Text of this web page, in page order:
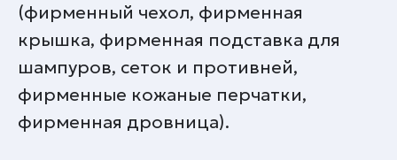
(фирменный чехол, фирменная
крышка, фирменная подставка для
шампуров, сеток и противней,
фирменные кожаные перчатки,
фирменная дровница).